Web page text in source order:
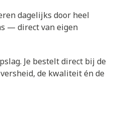
dagelijks door heel
— direct van eigen
Je bestelt direct bij de
de kwaliteit én de